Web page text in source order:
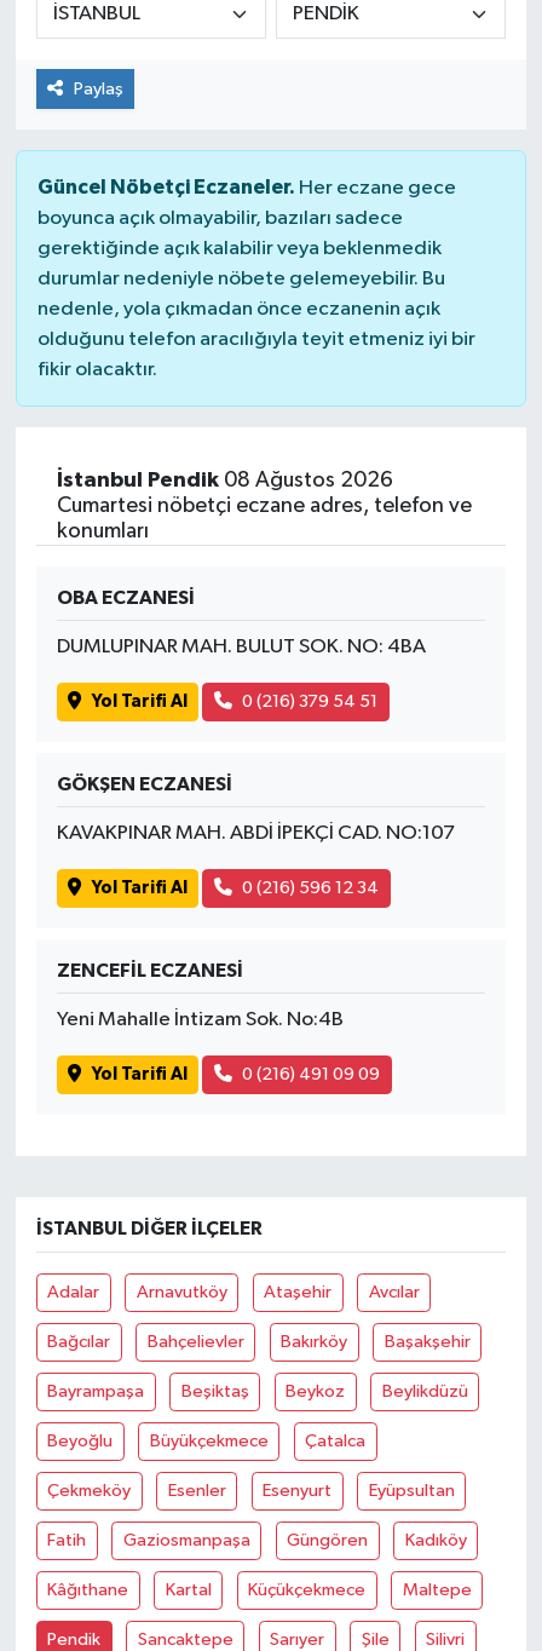
Paylaş
Güncel Nöbetçi Eczaneler. Her eczane gece
boyunca açık olmayabilir, bazıları sadece
gerektiğinde açık kalabilir veya beklenmedik
durumlar nedeniyle nöbete gelemeyebilir. Bu
nedenle, yola çıkmadan önce eczanenin açık
olduğunu telefon aracılığıyla teyit etmeniz iyi bir
fikir olacaktır.
İstanbul Pendik08 Ağustos 2026
Cumartesi nöbetçi eczane adres, telefon ve
konumları
OBA ECZANESİ
DUMLUPINAR MAH. BULUT SOK. NO: 4BA
Yol Tarifi Al 0 (216) 379 54 51
GÖKŞEN ECZANESİ
KAVAKPINAR MAH. ABDİ İPEKÇİ CAD. NO:107
Yol Tarifi Al 0 (216) 596 12 34
ZENCEFİL ECZANESİ
Yeni Mahalle İntizam Sok. No:4B
Yol Tarifi Al 0 (216) 491 09 09
İSTANBUL DIĞER İLÇELER
Adalar Arnavutköy Ataşehir Avcılar
Bağcılar Bahçelievler Bakırköy Başakşehir
Bayrampaşa Beşiktaş Beykoz Beylikdüzü
Beyoğlu Büyükçekmece Çatalca
Çekmeköy Esenler Esenyurt Eyüpsultan
Fatih Gaziosmanpaşa Güngören Kadıköy
Kâğıthane Kartal Küçükçekmece Maltepe
Pendik Sancaktepe Sarıyer Şile Silivri